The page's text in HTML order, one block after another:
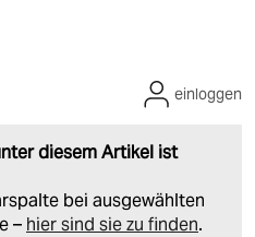
diesem Artikel ist
bei ausgewählten
– hier sind sie zu finden.
einloggen